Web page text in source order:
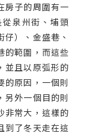
房子的周圍有一
泉州街、埔頭
）、金盛巷、
的範圍，而這些
並且以原弧形的
的原因，一個則
另外一個目的則
非常大，這樣的
到了冬天走在這